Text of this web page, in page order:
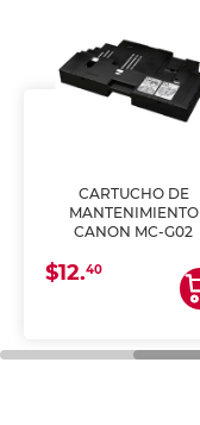
CARTUCHO DE
MANTENIMIENTO
CANON MC-G02
$12.40